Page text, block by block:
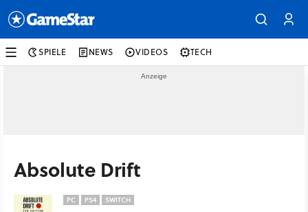
SPIELE NEWS VIDEOS TECH
Absolute Drift
PC PS4 SWITCH